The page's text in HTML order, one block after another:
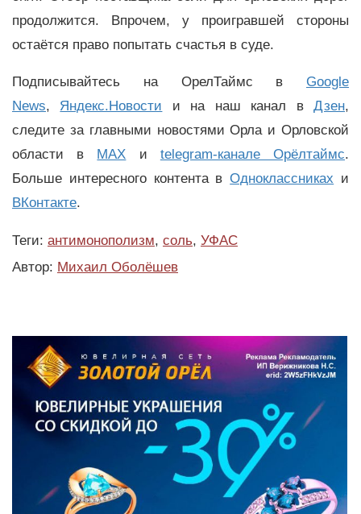
продолжится. Впрочем, у проигравшей стороны
остаётся право попытать счастья в суде.
Подписывайтесь на ОрелТаймс в Google
News, Яндекс.Новости и на наш канал вДзен,
следите за главными новостями Орла и Орловской
области в MAX и telegram-канале Орёлтаймс.
Больше интересного контента вОдноклассниках и
ВКонтакте.
Теги: антимонополизм, соль, УФАС
Автор: Михаил Оболёшев